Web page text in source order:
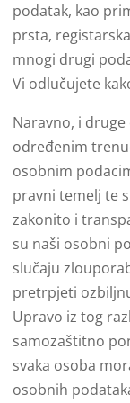
podatak, kao
prsta,
mnogi drugi
Vi odlučujete
Naravno, i
određenim
osobnim
pravni temelj te
zakonito i
su naši osobni
slučaju
pretrpjeti
Upravo iz tog
samozaštitno
svaka osoba
osobnih